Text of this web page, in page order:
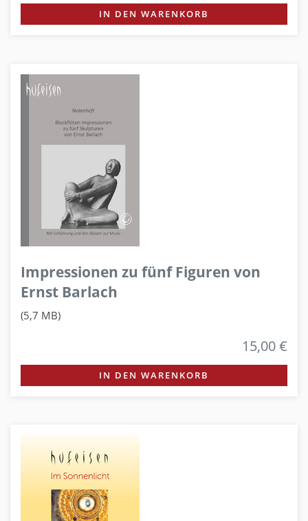
IN DEN WARENKORB
Impressionen zu fünf Figuren von
Ernst Barlach
(5,7 MB)
15,00 €
IN DEN WARENKORB